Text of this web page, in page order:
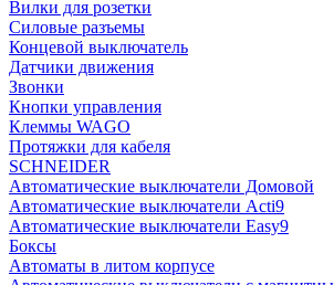
Вилки для розетки
Силовые разъемы
Концевой выключатель
Датчики движения
Звонки
Кнопки управления
Клеммы WAGO
Протяжки для кабеля
SCHNEIDER
Автоматические выключатели Домовой
Автоматические выключатели Acti9
Автоматические выключатели Easy9
Боксы
Автоматы в литом корпусе